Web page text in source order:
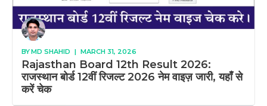
BYMD SHAHID | MARCH 31, 2026
Rajasthan Board 12th Result 2026:
राजस्थान बोर्ड 12वीं रिजल्ट 2026 नेम वाइज़ जारी, यहाँ से
करें चेक